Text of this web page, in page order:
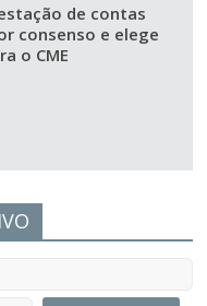
de contas
consenso e elege
o CME